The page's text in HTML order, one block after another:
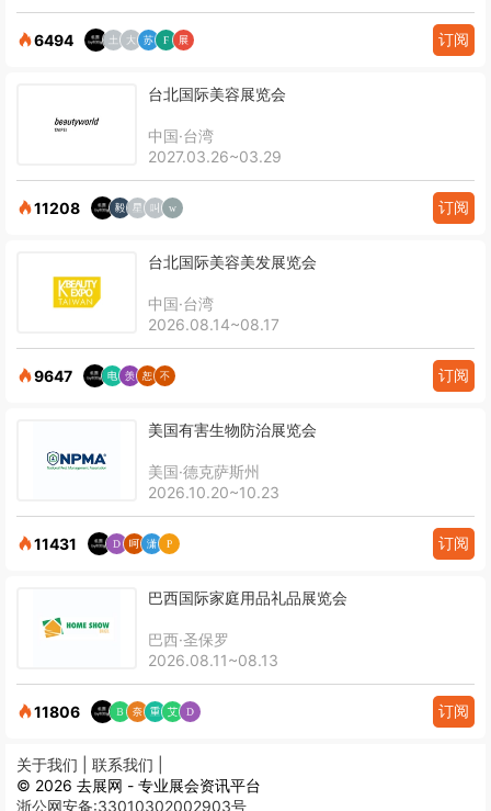
6494 订阅
台北国际美容展览会
中国·台湾
2027.03.26~03.29
11208 订阅
台北国际美容美发展览会
中国·台湾
2026.08.14~08.17
9647 订阅
美国有害生物防治展览会
美国·德克萨斯州
2026.10.20~10.23
11431 订阅
巴西国际家庭用品礼品展览会
巴西·圣保罗
2026.08.11~08.13
11806 订阅
关于我们 | 联系我们 |
© 2026 去展网 - 专业展会资讯平台
浙公网安备:33010302002903号